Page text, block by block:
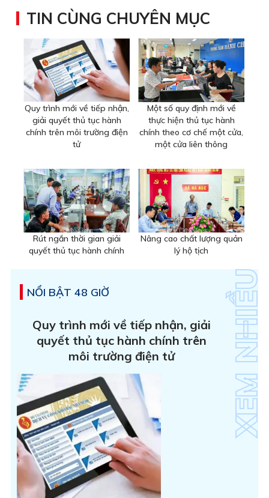
TIN CÙNG CHUYÊN MỤC
Quy trình mới về tiếp nhận,
giải quyết thủ tục hành
chính trên môi trường điện
tử
Một số quy định mới về
thực hiện thủ tục hành
chính theo cơ chế một cửa,
một cửa liên thông
Rút ngắn thời gian giải
quyết thủ tục hành chính
Nâng cao chất lượng quản
lý hộ tịch
NỔI BẬT 48 GIỜ
Quy trình mới về tiếp nhận, giải
quyết thủ tục hành chính trên
môi trường điện tử